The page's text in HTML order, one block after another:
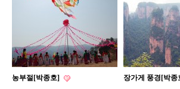
농부절[박종호]
장가게 풍경[박종